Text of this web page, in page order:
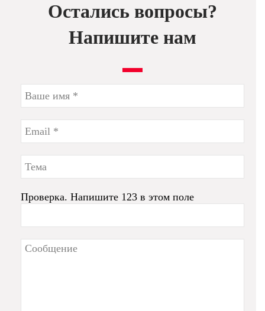
Остались вопросы?
Напишите нам
Проверка. Напишите 123 в этом поле